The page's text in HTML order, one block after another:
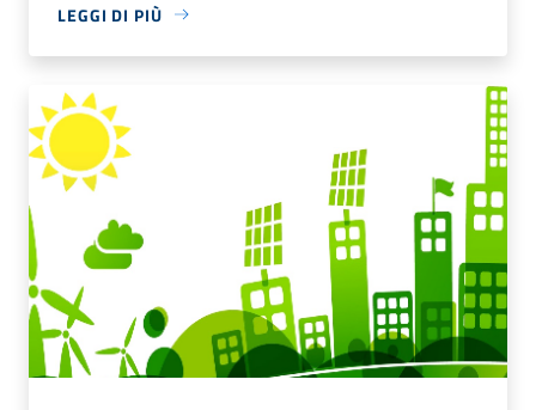
LEGGI DI PIÙ